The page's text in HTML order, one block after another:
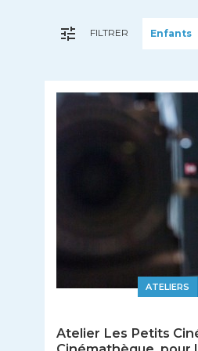
FILTRER Enfants
ATELIERS
Atelier Les Petits